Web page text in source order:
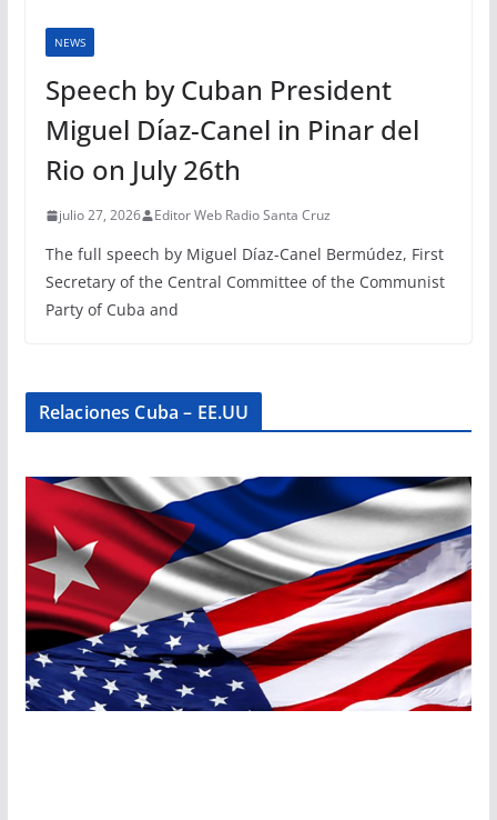
NEWS
Speech by Cuban President
Miguel Díaz-Canel in Pinar del
Rio on July 26th
julio 27, 2026 Editor Web Radio Santa Cruz
The full speech by Miguel Díaz-Canel Bermúdez, First
Secretary of the Central Committee of the Communist
Party of Cuba and
Relaciones Cuba – EE.UU